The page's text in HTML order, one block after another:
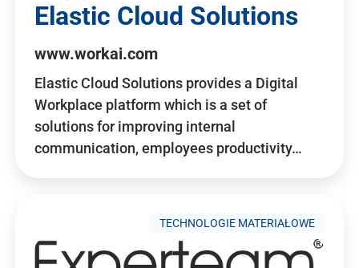
Elastic Cloud Solutions
www.workai.com
Elastic Cloud Solutions provides a Digital
Workplace platform which is a set of
solutions for improving internal
communication, employees productivity…
TECHNOLOGIE MATERIAŁOWE